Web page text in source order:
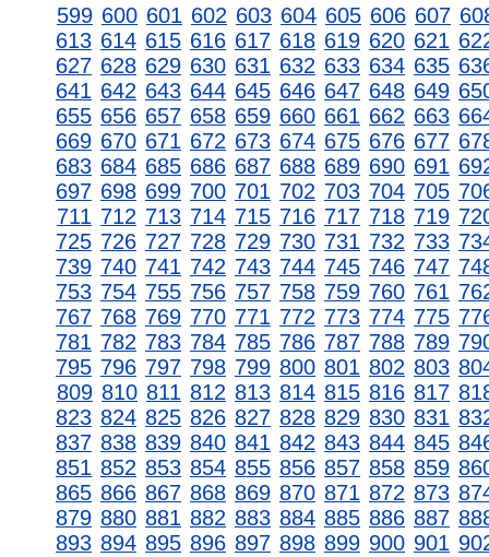
599 600 601 602 603 604 605 606 607
613 614 615 616 617 618 619 620 621
627 628 629 630 631 632 633 634 635
641 642 643 644 645 646 647 648 649
655 656 657 658 659 660 661 662 663
669 670 671 672 673 674 675 676 677
683 684 685 686 687 688 689 690 691
697 698 699 700 701 702 703 704 705
711 712 713 714 715 716 717 718 719
725 726 727 728 729 730 731 732 733
739 740 741 742 743 744 745 746 747
753 754 755 756 757 758 759 760 761
767 768 769 770 771 772 773 774 775
781 782 783 784 785 786 787 788 789
795 796 797 798 799 800 801 802 803
809 810 811 812 813 814 815 816 817
823 824 825 826 827 828 829 830 831
837 838 839 840 841 842 843 844 845
851 852 853 854 855 856 857 858 859
865 866 867 868 869 870 871 872 873
879 880 881 882 883 884 885 886 887
893 894 895 896 897 898 899 900 901